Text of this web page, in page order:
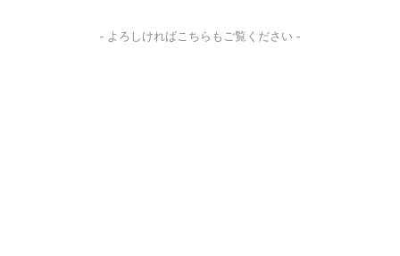
- よろしければこちらもご覧ください -